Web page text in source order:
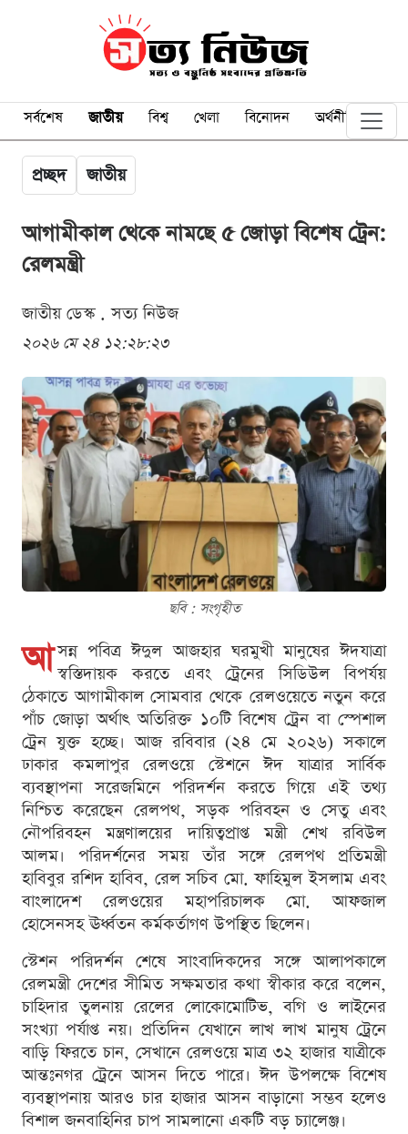
সর্বশেষ জাতীয় বিশ্ব খেলা বিনোদন অর্থনীতি
প্রচ্ছদ জাতীয়
আগামীকাল থেকে নামছে ৫ জোড়া বিশেষ ট্রেন:
রেলমন্ত্রী
জাতীয় ডেস্ক . সত্য নিউজ
২০২৬ মে ২৪ ১২:২৮:২৩
ছবি : সংগৃহীত
আ সন্ন পবিত্র ঈদুল আজহার ঘরমুখী মানুষের ঈদযাত্রা
স্বস্তিদায়ক করতে এবং ট্রেনের সিডিউল বিপর্যয়
ঠেকাতে আগামীকাল সোমবার থেকে রেলওয়েতে নতুন করে
পাঁচ জোড়া অর্থাৎ অতিরিক্ত ১০টি বিশেষ ট্রেন বা স্পেশাল
ট্রেন যুক্ত হচ্ছে। আজ রবিবার (২৪ মে ২০২৬) সকালে
ঢাকার কমলাপুর রেলওয়ে স্টেশনে ঈদ যাত্রার সার্বিক
ব্যবস্থাপনা সরেজমিনে পরিদর্শন করতে গিয়ে এই তথ্য
নিশ্চিত করেছেন রেলপথ, সড়ক পরিবহন ও সেতু এবং
নৌপরিবহন মন্ত্রণালয়ের দায়িত্বপ্রাপ্ত মন্ত্রী শেখ রবিউল
আলম। পরিদর্শনের সময় তাঁর সঙ্গে রেলপথ প্রতিমন্ত্রী
হাবিবুর রশিদ হাবিব, রেল সচিব মো. ফাহিমুল ইসলাম এবং
বাংলাদেশ রেলওয়ের মহাপরিচালক মো. আফজাল
হোসেনসহ ঊর্ধ্বতন কর্মকর্তাগণ উপস্থিত ছিলেন।
স্টেশন পরিদর্শন শেষে সাংবাদিকদের সঙ্গে আলাপকালে
রেলমন্ত্রী দেশের সীমিত সক্ষমতার কথা স্বীকার করে বলেন,
চাহিদার তুলনায় রেলের লোকোমোটিভ, বগি ও লাইনের
সংখ্যা পর্যাপ্ত নয়। প্রতিদিন যেখানে লাখ লাখ মানুষ ট্রেনে
বাড়ি ফিরতে চান, সেখানে রেলওয়ে মাত্র ৩২ হাজার যাত্রীকে
আন্তঃনগর ট্রেনে আসন দিতে পারে। ঈদ উপলক্ষে বিশেষ
ব্যবস্থাপনায় আরও চার হাজার আসন বাড়ানো সম্ভব হলেও
বিশাল জনবাহিনির চাপ সামলানো একটি বড় চ্যালেঞ্জ।